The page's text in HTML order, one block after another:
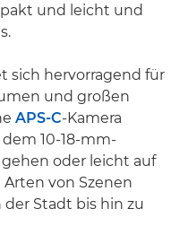
und leicht und
sich hervorragend für
und großen
APS-C-Kamera
10-18-mm-
oder leicht auf
Arten von Szenen
der Stadt bis hin zu